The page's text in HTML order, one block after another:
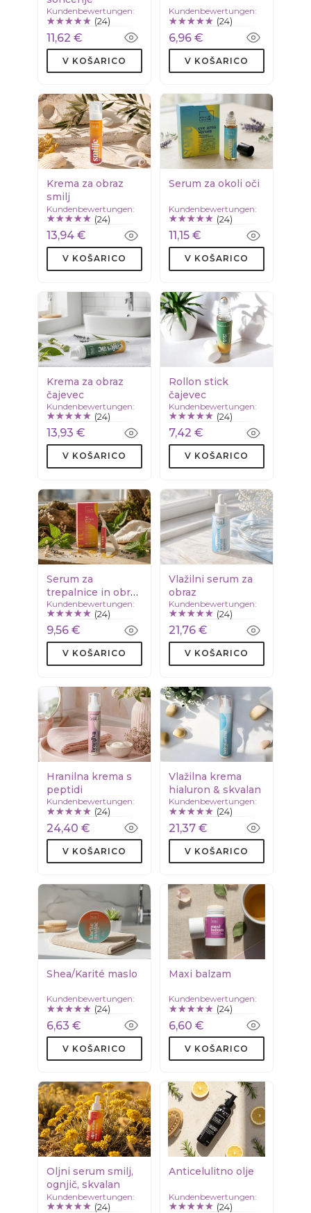
Kundenbewertungen:
(24)
11,62 €
V KOŠARICO
Kundenbewertungen:
(24)
6,96 €
V KOŠARICO
Krema za obraz
smilj
Kundenbewertungen:
(24)
13,94 €
V KOŠARICO
Serum za okoli oči
Kundenbewertungen:
(24)
11,15 €
V KOŠARICO
Krema za obraz
čajevec
Kundenbewertungen:
(24)
13,93 €
V KOŠARICO
Rollon stick
čajevec
Kundenbewertungen:
(24)
7,42 €
V KOŠARICO
Serum za
trepalnice in obrvi
- naravni booster
Kundenbewertungen:
(24)
9,56 €
V KOŠARICO
Vlažilni serum za
obraz
Kundenbewertungen:
(24)
21,76 €
V KOŠARICO
Hranilna krema s
peptidi
Kundenbewertungen:
(24)
24,40 €
V KOŠARICO
Vlažilna krema
hialuron & skvalan
Kundenbewertungen:
(24)
21,37 €
V KOŠARICO
Shea/Karité maslo
Kundenbewertungen:
(24)
6,63 €
V KOŠARICO
Maxi balzam
Kundenbewertungen:
(24)
6,60 €
V KOŠARICO
Oljni serum smilj,
ognjič, skvalan
Kundenbewertungen:
(24)
Anticelulitno olje
Kundenbewertungen:
(24)